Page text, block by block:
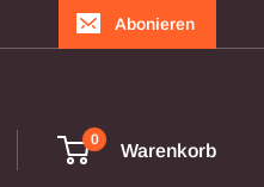
Abonieren
0
Warenkorb